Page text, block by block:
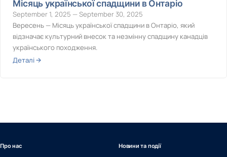
Місяць української спадщини в Онтаріо
September 1, 2025 — September 30, 2025
Вересень — Місяць української спадщини в Онтаріо, який
відзначає культурний внесок та незмінну спадщину канадців
українського походження.
Деталі →
Про нас Новини та події